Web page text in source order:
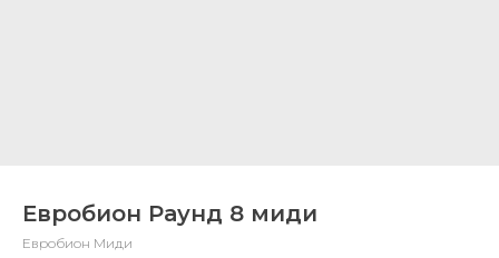
Евробион Раунд 8 миди
Евробион Миди